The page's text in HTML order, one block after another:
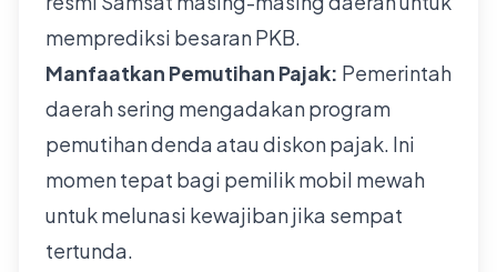
memprediksi besaran PKB.
Manfaatkan Pemutihan Pajak: Pemerintah
daerah sering mengadakan program
pemutihan denda atau diskon pajak. Ini
momen tepat bagi pemilik mobil mewah
untuk melunasi kewajiban jika sempat
tertunda.